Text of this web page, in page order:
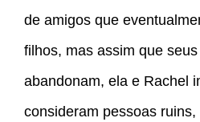
de amigos que
filhos, mas assim que
abandonam, ela e Rachel
consideram pessoas